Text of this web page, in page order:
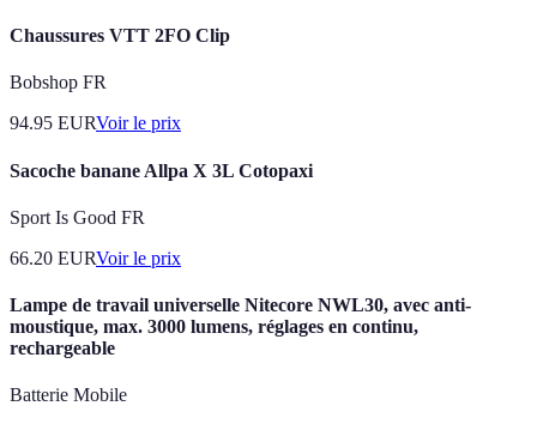
Chaussures VTT 2FO Clip
Bobshop FR
94.95 EURVoir le prix
Sacoche banane Allpa X 3L Cotopaxi
Sport Is Good FR
66.20 EURVoir le prix
Lampe de travail universelle Nitecore NWL30, avec anti-
moustique, max. 3000 lumens, réglages en continu,
rechargeable
Batterie Mobile